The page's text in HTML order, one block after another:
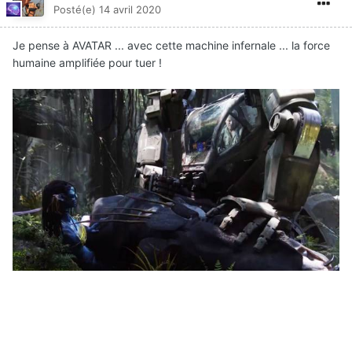
Posté(e) 14 avril 2020
Je pense à AVATAR ... avec cette machine infernale ... la force
humaine amplifiée pour tuer !